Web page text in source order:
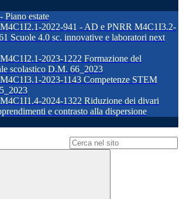
Piano estate
2022-941 - AD e PNRR M4C1I3.2-
Scuole 4.0 sc. innovative e laboratori next
2023-1222 Formazione del
scolastico D.M. 66_2023
2023-1143 Competenze STEM
2024-1322 Riduzione dei divari
e contrasto alla dispersione